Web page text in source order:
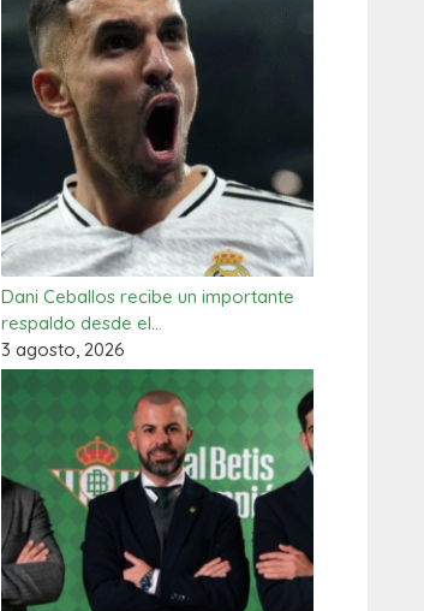
Dani Ceballos recibe un importante
respaldo desde el…
3 agosto, 2026